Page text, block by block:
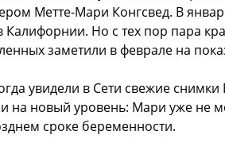
Метте-Мари Конгсвед. В
Но с тех пор пара
заметили в феврале на
увидели в Сети свежие снимки
на новый уровень: Мари уже не
сроке беременности.